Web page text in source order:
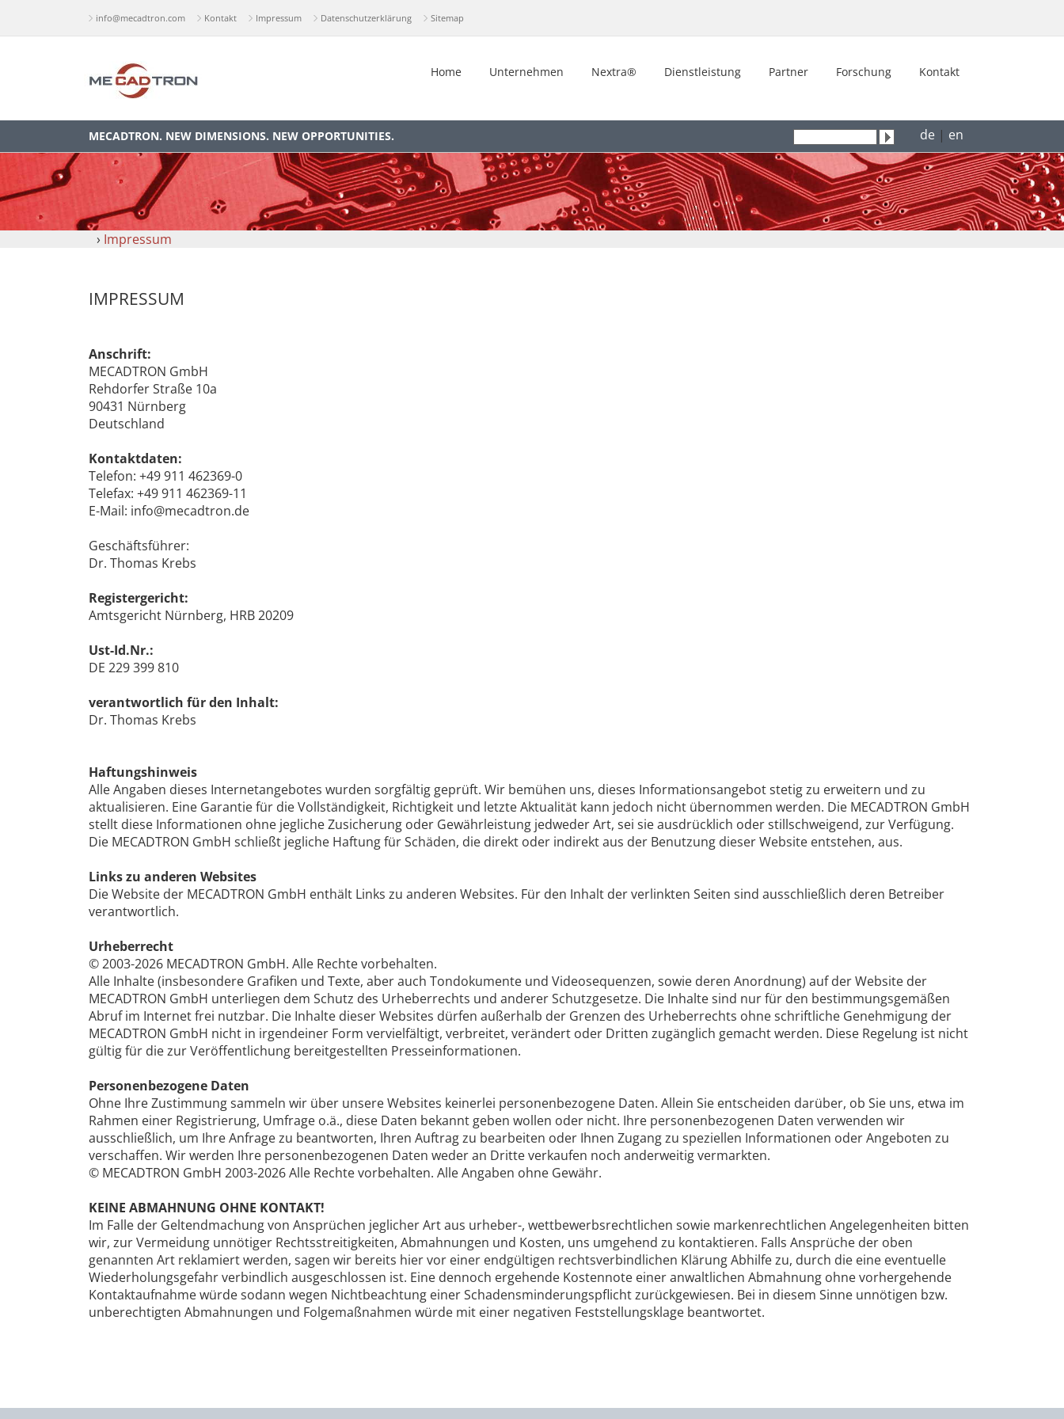
info@mecadtron.com Kontakt Impressum Datenschutzerklärung Sitemap
Home Unternehmen Nextra® Dienstleistung Partner Forschung Kontakt
MECADTRON. NEW DIMENSIONS. NEW OPPORTUNITIES. de | en
› Impressum
IMPRESSUM
Anschrift:
MECADTRON GmbH
Rehdorfer Straße 10a
90431 Nürnberg
Deutschland
Kontaktdaten:
Telefon: +49 911 462369-0
Telefax: +49 911 462369-11
E-Mail: info@mecadtron.de
Geschäftsführer:
Dr. Thomas Krebs
Registergericht:
Amtsgericht Nürnberg, HRB 20209
Ust-Id.Nr.:
DE 229 399 810
verantwortlich für den Inhalt:
Dr. Thomas Krebs
Haftungshinweis
Alle Angaben dieses Internetangebotes wurden sorgfältig geprüft. Wir bemühen uns, dieses Informationsangebot stetig zu erweitern und zu
aktualisieren. Eine Garantie für die Vollständigkeit, Richtigkeit und letzte Aktualität kann jedoch nicht übernommen werden. Die MECADTRON GmbH
stellt diese Informationen ohne jegliche Zusicherung oder Gewährleistung jedweder Art, sei sie ausdrücklich oder stillschweigend, zur Verfügung.
Die MECADTRON GmbH schließt jegliche Haftung für Schäden, die direkt oder indirekt aus der Benutzung dieser Website entstehen, aus.
Links zu anderen Websites
Die Website der MECADTRON GmbH enthält Links zu anderen Websites. Für den Inhalt der verlinkten Seiten sind ausschließlich deren Betreiber
verantwortlich.
Urheberrecht
© 2003-2026 MECADTRON GmbH. Alle Rechte vorbehalten.
Alle Inhalte (insbesondere Grafiken und Texte, aber auch Tondokumente und Videosequenzen, sowie deren Anordnung) auf der Website der
MECADTRON GmbH unterliegen dem Schutz des Urheberrechts und anderer Schutzgesetze. Die Inhalte sind nur für den bestimmungsgemäßen
Abruf im Internet frei nutzbar. Die Inhalte dieser Websites dürfen außerhalb der Grenzen des Urheberrechts ohne schriftliche Genehmigung der
MECADTRON GmbH nicht in irgendeiner Form vervielfältigt, verbreitet, verändert oder Dritten zugänglich gemacht werden. Diese Regelung ist nicht
gültig für die zur Veröffentlichung bereitgestellten Presseinformationen.
Personenbezogene Daten
Ohne Ihre Zustimmung sammeln wir über unsere Websites keinerlei personenbezogene Daten. Allein Sie entscheiden darüber, ob Sie uns, etwa im
Rahmen einer Registrierung, Umfrage o.ä., diese Daten bekannt geben wollen oder nicht. Ihre personenbezogenen Daten verwenden wir
ausschließlich, um Ihre Anfrage zu beantworten, Ihren Auftrag zu bearbeiten oder Ihnen Zugang zu speziellen Informationen oder Angeboten zu
verschaffen. Wir werden Ihre personenbezogenen Daten weder an Dritte verkaufen noch anderweitig vermarkten.
© MECADTRON GmbH 2003-2026 Alle Rechte vorbehalten. Alle Angaben ohne Gewähr.
KEINE ABMAHNUNG OHNE KONTAKT!
Im Falle der Geltendmachung von Ansprüchen jeglicher Art aus urheber-, wettbewerbsrechtlichen sowie markenrechtlichen Angelegenheiten bitten
wir, zur Vermeidung unnötiger Rechtsstreitigkeiten, Abmahnungen und Kosten, uns umgehend zu kontaktieren. Falls Ansprüche der oben
genannten Art reklamiert werden, sagen wir bereits hier vor einer endgültigen rechtsverbindlichen Klärung Abhilfe zu, durch die eine eventuelle
Wiederholungsgefahr verbindlich ausgeschlossen ist. Eine dennoch ergehende Kostennote einer anwaltlichen Abmahnung ohne vorhergehende
Kontaktaufnahme würde sodann wegen Nichtbeachtung einer Schadensminderungspflicht zurückgewiesen. Bei in diesem Sinne unnötigen bzw.
unberechtigten Abmahnungen und Folgemaßnahmen würde mit einer negativen Feststellungsklage beantwortet.